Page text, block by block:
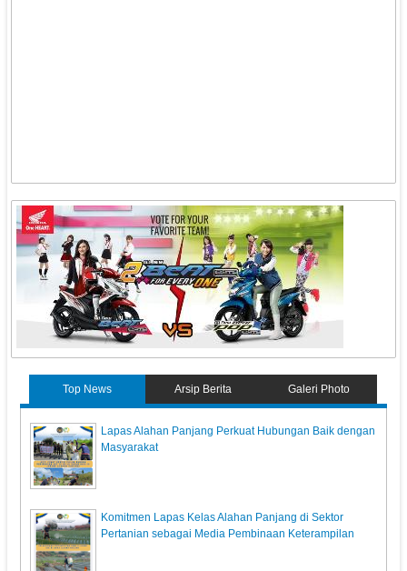
Top News Arsip Berita Galeri Photo
Lapas Alahan Panjang Perkuat Hubungan Baik dengan
Masyarakat
Komitmen Lapas Kelas Alahan Panjang di Sektor
Pertanian sebagai Media Pembinaan Keterampilan